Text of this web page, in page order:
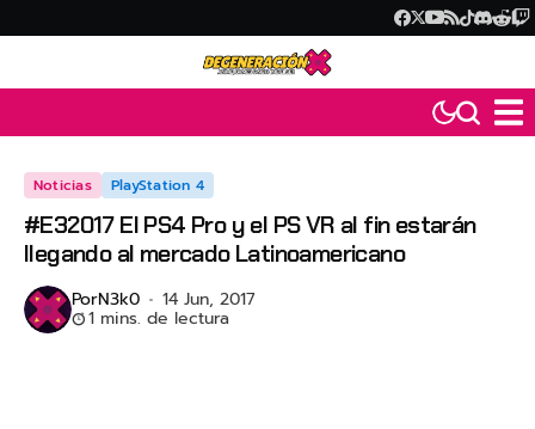
Noticias PlayStation 4
#E32017 El PS4 Pro y el PS VR al fin estarán
llegando al mercado Latinoamericano
PorN3k0 14 Jun, 2017
1 mins. de lectura